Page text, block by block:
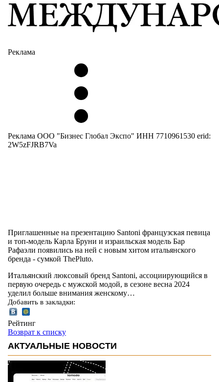
Реклама
Реклама ООО "Бизнес Глобал Экспо" ИНН 7710961530 erid:
2W5zFJRB7Va
Приглашенные на презентацию Santoni французская певица
и топ-модель Карла Бруни и израильская модель Бар
Рафаэли появились на ней с новым хитом итальянского
бренда - сумкой ThePluto.
Итальянский люксовый бренд Santoni, ассоциирующийся в
первую очередь с мужской модой, в сезоне весна 2024
уделил больше внимания женскому…
Добавить в закладки:
Рейтинг
Возврат к списку
АКТУАЛЬНЫЕ НОВОСТИ